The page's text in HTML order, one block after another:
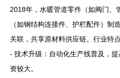
2018年，水暖管道零件（如阀门、
（如钢结构连接件、护栏配件）制
关联，共享原材料供应链。行业特
- 技术升级：自动化生产线普及，
资较大。